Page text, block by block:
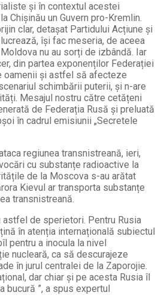
și în contextul acestei
Chișinău un Guvern pro-Kremlin.
clar, detașat Partidului Acțiune și
își fac meseria, de aceea
nu au sorți de izbândă. Iar
din partea exponenților Federației
oamenii și astfel să afecteze
schimbării puterii, și n-are
Mesajul nostru către cetățeni
de Federația Rusă și preluată
în cadrul emisiunii „Secretele
regiunea transnistreană, ieri,
cu substanțe radioactive la
de la Moscova s-au arătat
Kievul ar transporta substanțe
transnistreană.
astfel de sperietori. Pentru Rusia
în atenția internațională subiectul
pentru a inocula la nivel
nucleară, ca să descurajeze
în jurul centralei de la Zaporojie.
dar chiar și pe acesta Rusia îl
bucură ”, a spus expertul